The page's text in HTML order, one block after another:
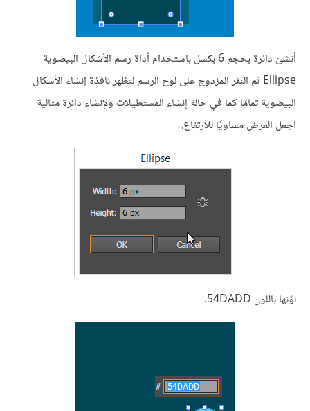
أنشئ دائرة بحجم 6 بكسل باستخدام أداة رسم الأشكال البيضوية
Ellipse ثم النقر المزدوج على لوح الرسم لتظهر نافذة إنشاء الأشكال
البيضوية تمامًا كما في حالة إنشاء المستطيلات ولإنشاء دائرة مثالية
اجعل العرض مساويًا للارتفاع.
لوّنها باللون 54DADD.